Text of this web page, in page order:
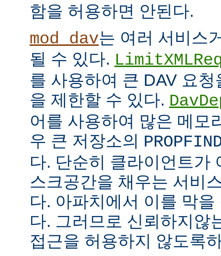
함을 허용하면 안된다.
mod_dav는 여러 서비스
될 수 있다.
를 사용하여 큰 DAV 요
을 제한할 수 있다.
어를 사용하여 많은 메모
우 큰 저장소의
다. 단순히 클라이언트가
스크공간을 채우는 서비
다. 아파치에서 이를 막
다. 그러므로 신뢰하지않
접근을 허용하지 않도록